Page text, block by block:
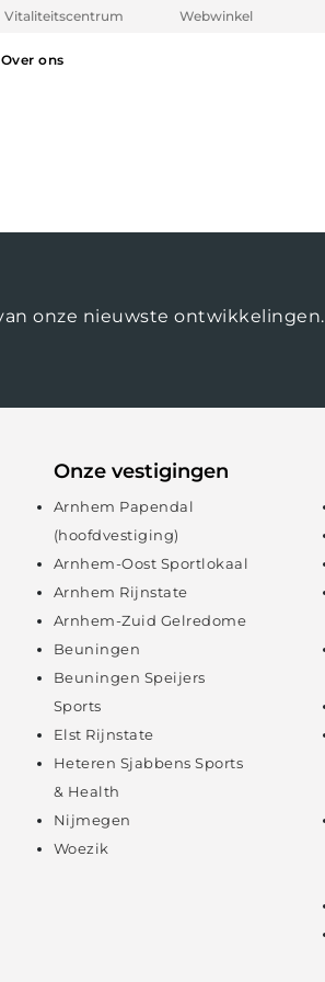
Vitaliteitscentrum Webwinkel
Over ons
onze nieuwste ontwikkelingen.
Onze vestigingen
Arnhem Papendal
(hoofdvestiging)
Arnhem-Oost Sportlokaal
Arnhem Rijnstate
Arnhem-Zuid Gelredome
Beuningen
Beuningen Speijers
Sports
Elst Rijnstate
Heteren Sjabbens Sports
& Health
Nijmegen
Woezik